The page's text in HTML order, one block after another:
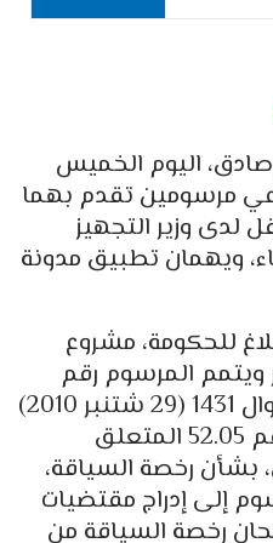
اليوم الخميس
مرسومين تقدم بهما
لدى وزير التجهيز
ويهمان تطبيق مدونة
للحكومة، مشروع
2.17.741، يغير ويتمم المرسوم رقم
2.10.311 الصادر في 20 شوال 1431 (29 شتنبر 2010)
بتطبيق أحكام القانون رقم 52.05 المتعلق
بشأن رخصة السياقة،
إلى إدراج مقتضيات
رخصة السياقة من